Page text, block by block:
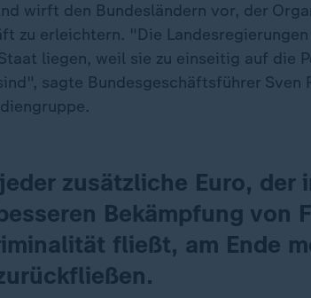
wirft den Bundesländern vor, der
zu erleichtern. "Die
liegen, weil sie zu einseitig auf die
sagte Bundesgeschäftsführer Sven
zusätzliche Euro, der
Bekämpfung von
fließt, am Ende